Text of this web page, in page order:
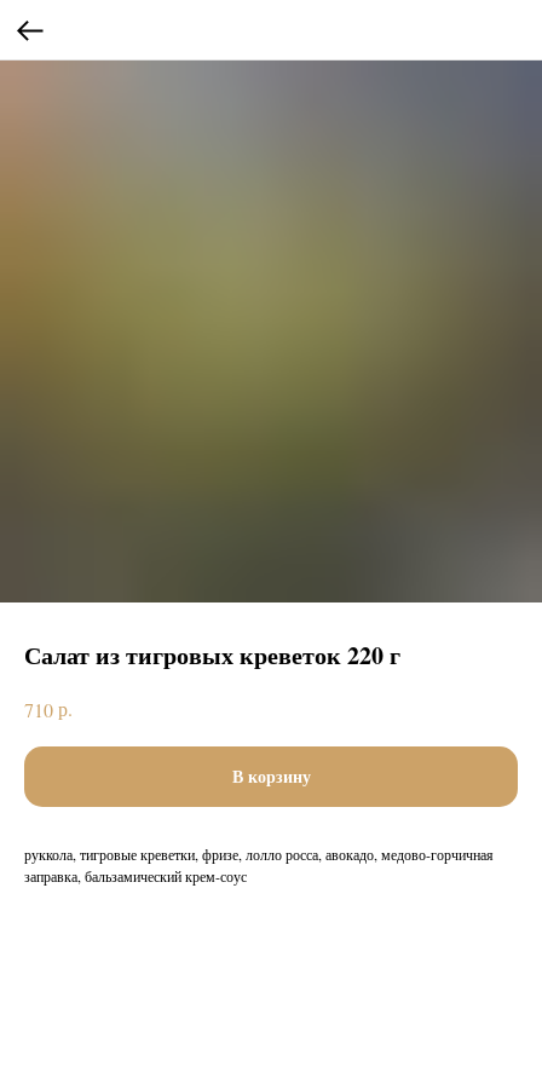
Салат из тигровых креветок 220 г
710р.
В корзину
руккола, тигровые креветки, фризе, лолло росса, авокадо, медово-горчичная
заправка, бальзамический крем-соус